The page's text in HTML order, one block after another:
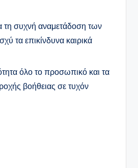
τη συχνή αναμετάδοση των
τα επικίνδυνα καιρικά
όλο το προσωπικό και τα
βοήθειας σε τυχόν